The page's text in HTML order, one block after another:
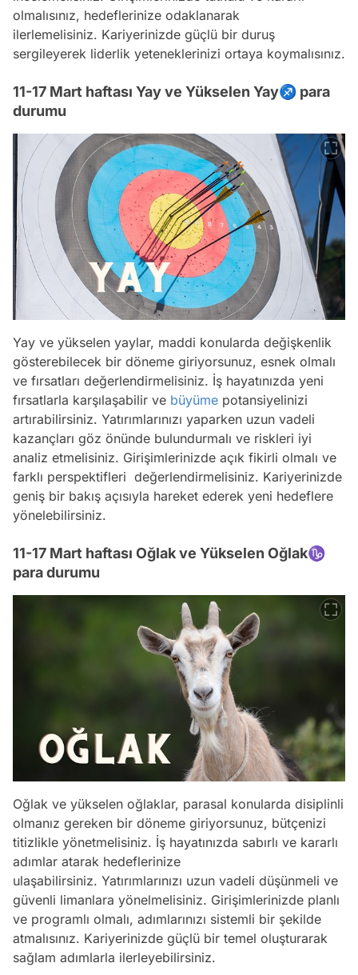
olmalısınız, hedeflerinize odaklanarak
ilerlemelisiniz. Kariyerinizde güçlü bir duruş
sergileyerek liderlik yeteneklerinizi ortaya koymalısınız.
11-17 Mart haftası Yay ve Yükselen Yay♐ para
durumu
Yay ve yükselen yaylar, maddi konularda değişkenlik
gösterebilecek bir döneme giriyorsunuz, esnek olmalı
ve fırsatları değerlendirmelisiniz. İş hayatınızda yeni
fırsatlarla karşılaşabilir ve büyüme potansiyelinizi
artırabilirsiniz. Yatırımlarınızı yaparken uzun vadeli
kazançları göz önünde bulundurmalı ve riskleri iyi
analiz etmelisiniz. Girişimlerinizde açık fikirli olmalı ve
farklı perspektifleri değerlendirmelisiniz. Kariyerinizde
geniş bir bakış açısıyla hareket ederek yeni hedeflere
yönelebilirsiniz.
11-17 Mart haftası Oğlak ve Yükselen Oğlak♑
para durumu
Oğlak ve yükselen oğlaklar, parasal konularda disiplinli
olmanız gereken bir döneme giriyorsunuz, bütçenizi
titizlikle yönetmelisiniz. İş hayatınızda sabırlı ve kararlı
adımlar atarak hedeflerinize
ulaşabilirsiniz. Yatırımlarınızı uzun vadeli düşünmeli ve
güvenli limanlara yönelmelisiniz. Girişimlerinizde planlı
ve programlı olmalı, adımlarınızı sistemli bir şekilde
atmalısınız. Kariyerinizde güçlü bir temel oluşturarak
sağlam adımlarla ilerleyebilirsiniz.